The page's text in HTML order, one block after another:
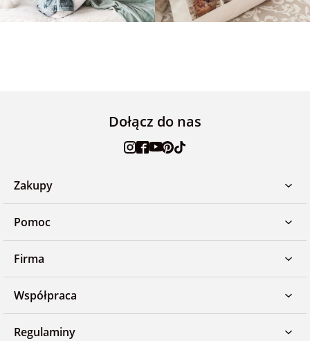
Dołącz do nas
Zakupy
Pomoc
Firma
Współpraca
Regulaminy